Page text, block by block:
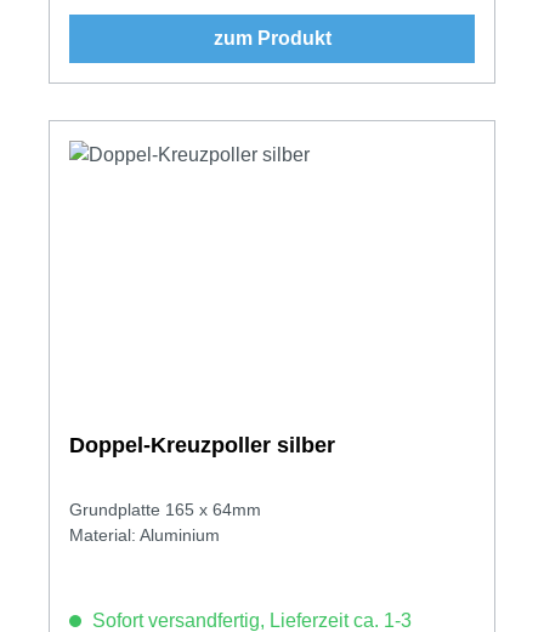
zum Produkt
Doppel-Kreuzpoller silber
Grundplatte 165 x 64mm
Material: Aluminium
Sofort versandfertig, Lieferzeit ca. 1-3